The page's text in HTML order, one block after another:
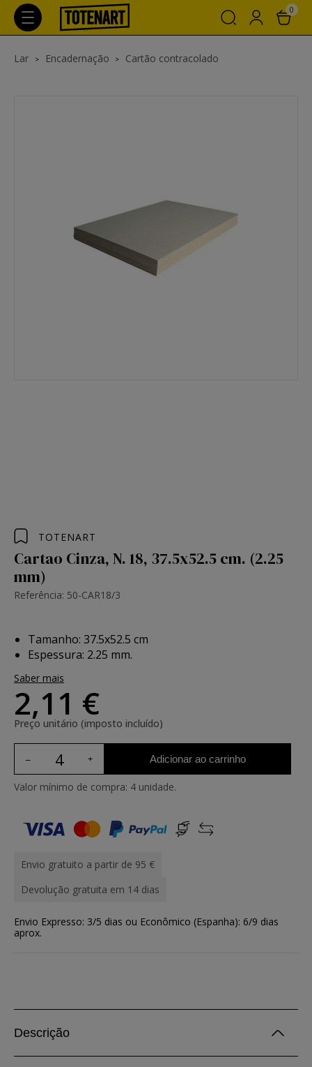
0
Lar Encadernação Cartão contracolado
TOTENART
Cartao Cinza, N. 18, 37.5x52.5 cm. (2.25
mm)
Referência: 50-CAR18/3
Tamanho: 37.5x52.5 cm
Espessura: 2.25 mm.
Saber mais
2,11 €
Preço unitário (imposto incluído)
Adicionar ao carrinho
Valor mínimo de compra: 4 unidade.
Envio gratuito a partir de 95 €
Devolução gratuita em 14 dias
Envio Expresso: 3/5 dias ou Econômico (Espanha): 6/9 dias
aprox.
Descrição